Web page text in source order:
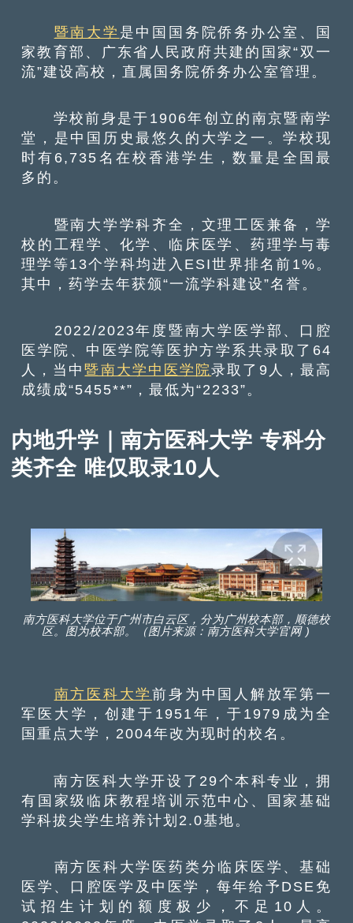
暨南大学 是中国国务院侨务办公室、国
家教育部、广东省人民政府共建的国家“双一
流”建设高校，直属国务院侨务办公室管理。
学校前身是于1906年创立的南京暨南学
堂，是中国历史最悠久的大学之一。学校现
时有6,735名在校香港学生，数量是全国最
多的。
暨南大学学科齐全，文理工医兼备，学
校的工程学、化学、临床医学、药理学与毒
理学等13个学科均进入ESI世界排名前1%。
其中，药学去年获颁“一流学科建设”名誉。
2022/2023年度暨南大学医学部、口腔
医学院、中医学院等医护方学系共录取了64
人，当中暨南大学中医学院录取了9人，最高
成绩成“5455**”，最低为“2233”。
内地升学｜南方医科大学 专科分
类齐全 唯仅取录10人
南方医科大学位于广州市白云区，分为广州校本部，顺德校
区。图为校本部。（图片来源：南方医科大学官网 )
南方医科大学前身为中国人解放军第一
军医大学，创建于1951年，于1979成为全
国重点大学，2004年改为现时的校名。
南方医科大学开设了29个本科专业，拥
有国家级临床教程培训示范中心、国家基础
学科拔尖学生培养计划2.0基地。
南方医科大学医药类分临床医学、基础
医学、口腔医学及中医学，每年给予DSE免
试招生计划的额度极少，不足10人。